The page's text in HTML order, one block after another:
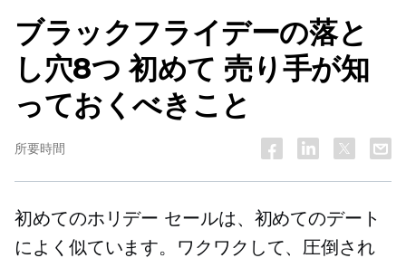
ブラックフライデーの落と
し穴8つ初めて 売り手が知
っておくべきこと
所要時間
初めてのホリデー セールは、初めてのデート
によく似ています。ワクワクして、圧倒され